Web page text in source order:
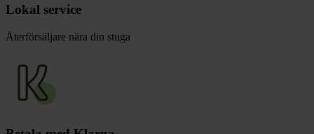
Lokal service
Återförsäljare nära din stuga